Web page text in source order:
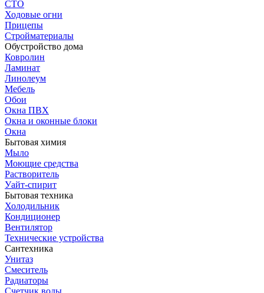
СТО
Ходовые огни
Прицепы
Стройматериалы
Обустройство дома
Ковролин
Ламинат
Линолеум
Мебель
Обои
Окна ПВХ
Окна и оконные блоки
Окна
Бытовая химия
Мыло
Моющие средства
Растворитель
Уайт-спирит
Бытовая техника
Холодильник
Кондиционер
Вентилятор
Технические устройства
Сантехника
Унитаз
Смеситель
Радиаторы
Счетчик воды